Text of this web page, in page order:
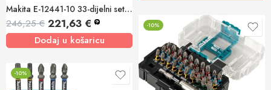
Makita E-12441-10 33-dijelni set bitova impact BLACK (10/1)
246,25€ 221,63 € ?
Dodaj u košaricu
-10%
-10%